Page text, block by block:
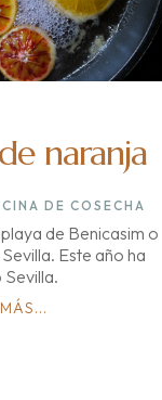
naranja
DE COSECHA
de Benicasim o
Este año ha